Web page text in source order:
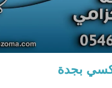
بجدة